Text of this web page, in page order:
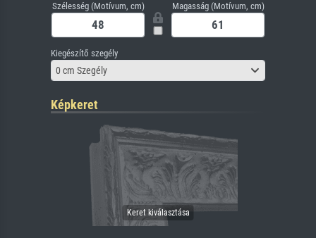
Szélesség (Motívum, cm) Magasság (Motívum, cm)
Kiegészítő szegély
0 cm Szegély
Képkeret